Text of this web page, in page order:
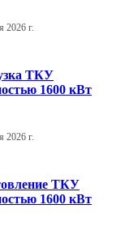
2026 г.
ТКУ
1600 кВт
2026 г.
ТКУ
1600 кВт